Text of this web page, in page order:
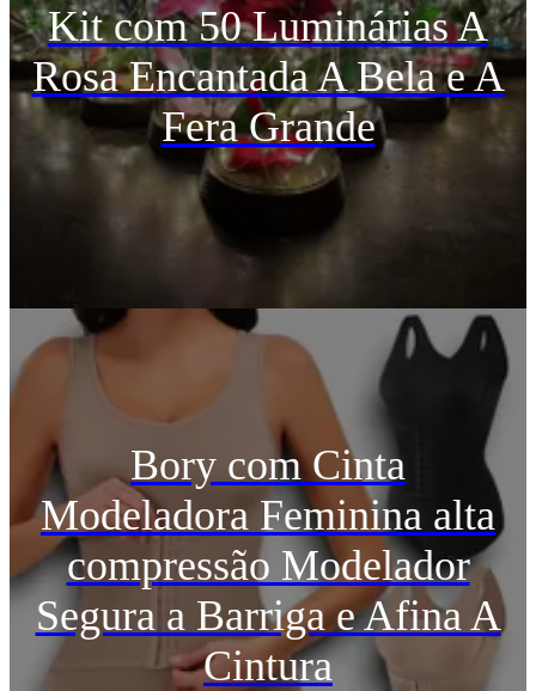
Kit com 50 Luminárias A
Rosa Encantada A Bela e A
Fera Grande
Bory com Cinta
Modeladora Feminina alta
compressão Modelador
Segura a Barriga e Afina A
Cintura